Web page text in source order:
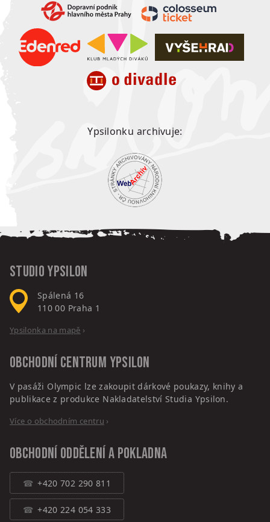
Ypsilonku archivuje:
Studio Ypsilon
Spálená 16
110 00 Praha 1
Ypsilonka na mapě ›
Obchodní centrum Ypsilon
V pasáži Olympic lze zakoupit dárkové poukazy, knihy a
publikace z produkce Nakladatelství Studia Ypsilon.
Více o obchodním centru ›
Obchodní oddělení a pokladna
+420 702 290 811
+420 224 054 333